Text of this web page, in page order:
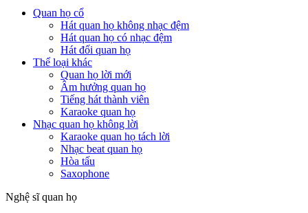
Quan họ cổ
Hát quan họ không nhạc đệm
Hát quan họ có nhạc đệm
Hát đối quan họ
Thể loại khác
Quan họ lời mới
Âm hưởng quan họ
Tiếng hát thành viên
Karaoke quan họ
Nhạc quan họ không lời
Karaoke quan họ tách lời
Nhạc beat quan họ
Hòa tấu
Saxophone
Nghệ sĩ quan họ